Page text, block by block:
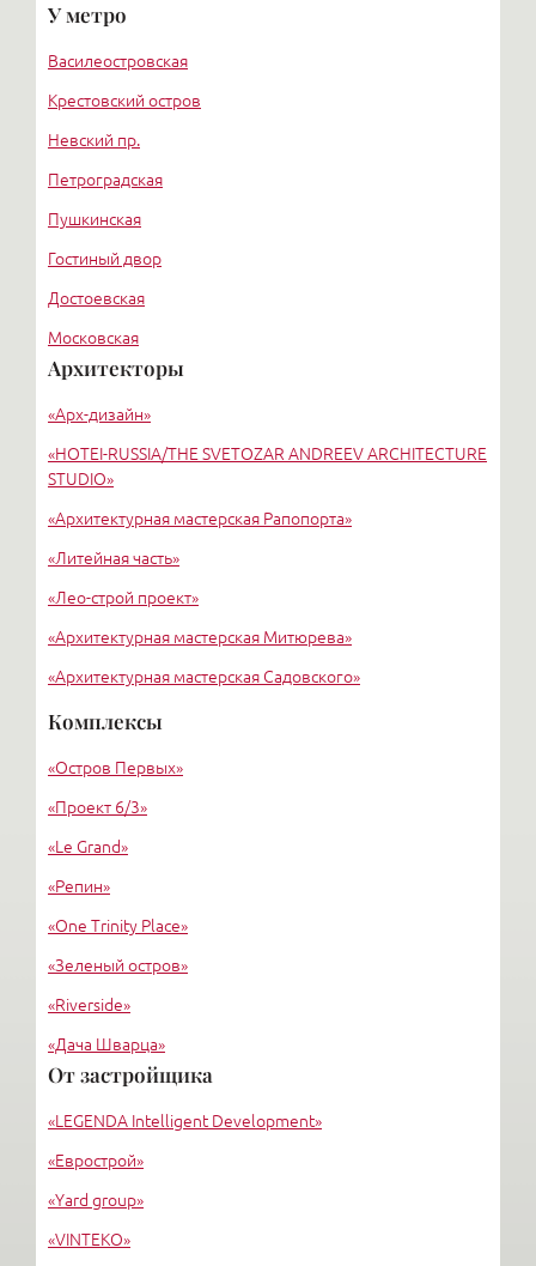
Курортный район
У метро
Василеостровская
Крестовский остров
Невский пр.
Петроградская
Пушкинская
Гостиный двор
Достоевская
Московская
Новочеркасская
Звенигородская
Архитекторы
«Арх-дизайн»
«HОTEI-RUSSIA/THE SVETOZAR ANDREEV ARCHITECTURE
STUDIO»
«Архитектурная мастерская Рапопорта»
«Литейная часть»
«Лео-строй проект»
«Архитектурная мастерская Митюрева»
«Архитектурная мастерская Садовского»
«Евгений Герасимов»
Степан Липгарт
Комплексы
«Остров Первых»
«Проект 6/3»
«Le Grand»
«Репин»
«One Trinity Place»
«Зеленый остров»
«Riverside»
«Дача Шварца»
«Дом у Невского»
«Монополист»
От застройщика
«LEGENDA Intelligent Development»
«Еврострой»
«Yard group»
«VINTEKO»